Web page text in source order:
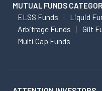
MUTUAL FUNDS
ELSS Funds Liquid
Arbitrage Funds
Gilt
Multi Cap Funds